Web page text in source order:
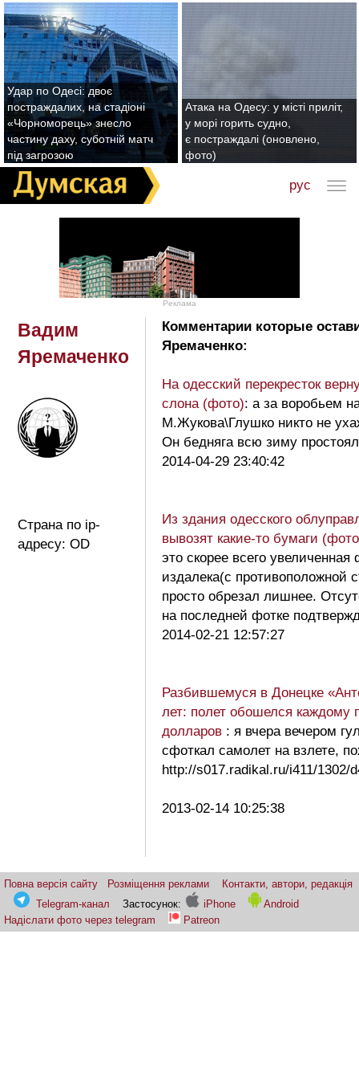
Удар по Одесі: двоє
постраждалих, на стадіоні
«Чорноморець» знесло
частину даху, суботній матч
під загрозою
Атака на Одесу: у місті приліт,
у морі горить судно,
є постраждалі (оновлено,
фото)
рус
Реклама
Вадим
Яремаченко
Страна по ip-
адресу: OD
Комментарии которые
Яремаченко:
На одесский перекресток
слона (фото): а за воробьем
М.Жукова\Глушко никто не
Он бедняга всю зиму
2014-04-29 23:40:42
Из здания одесского
вывозят какие-то бумаги
это скорее всего
издалека(с противоположной
просто обрезал лишнее.
на последней фотке
2014-02-21 12:57:27
Разбившемуся в Донецке
лет: полет обошелся каждому
долларов : я вчера вечером
сфоткал самолет на взлете,
http://s017.radikal.ru/i411/1302/
2013-02-14 10:25:38
Повна версія сайту Розміщення реклами
Контакти, автори, редакція
Telegram-канал
Застосунок: iPhone
Android
Надіслати фото через telegram
Patreon